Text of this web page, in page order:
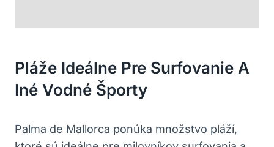
Pláže Ideálne Pre Surfovanie A
Iné Vodné Športy
Palma de Mallorca ponúka množstvo pláží,